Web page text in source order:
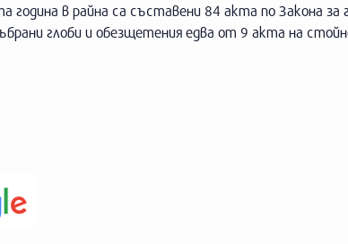
година в райна са съставени 84 акта по Закона за
глоби и обезщетения едва от 9 акта на